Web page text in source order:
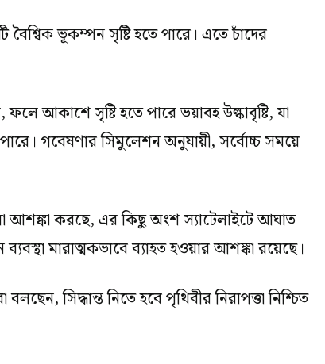
বৈশ্বিক ভূকম্পন সৃষ্টি হতে পারে। এতে চাঁদের
আকাশে সৃষ্টি হতে পারে ভয়াবহ উল্কাবৃষ্টি, যা
গবেষণার সিমুলেশন অনুযায়ী, সর্বোচ্চ সময়ে
আশঙ্কা করছে, এর কিছু অংশ স্যাটেলাইটে আঘাত
মারাত্মকভাবে ব্যাহত হওয়ার আশঙ্কা রয়েছে।
সিদ্ধান্ত নিতে হবে পৃথিবীর নিরাপত্তা নিশ্চিত